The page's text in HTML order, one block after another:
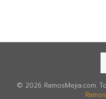
© 2026 RamosMejia.com.